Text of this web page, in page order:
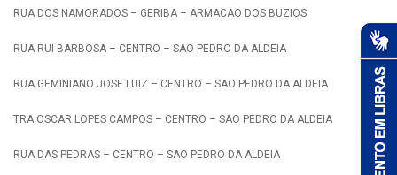
RUA DOS NAMORADOS – GERIBA – ARMACAO DOS BUZIOS
RUA RUI BARBOSA – CENTRO – SAO PEDRO DA ALDEIA
RUA GEMINIANO JOSE LUIZ – CENTRO – SAO PEDRO DA ALDEIA
TRA OSCAR LOPES CAMPOS – CENTRO – SAO PEDRO DA ALDEIA
RUA DAS PEDRAS – CENTRO – SAO PEDRO DA ALDEIA